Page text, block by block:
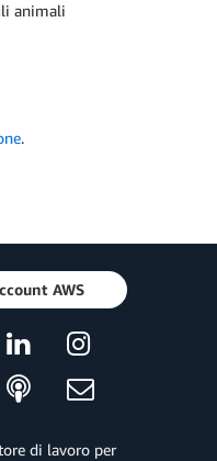
animali
.
AWS
di lavoro per